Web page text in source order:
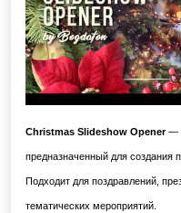
Christmas Slideshow Opener—
предназначенный для создания
Подходит для поздравлений,
тематических мероприятий.